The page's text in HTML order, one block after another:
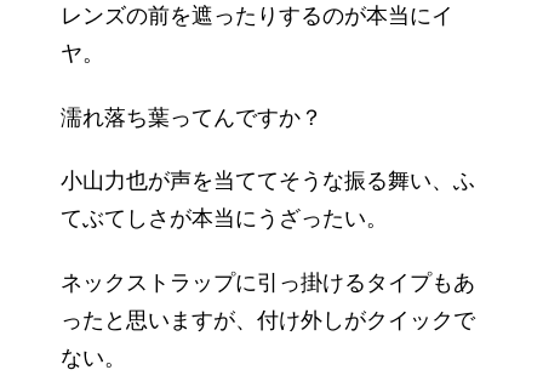
レンズの前を遮ったりするのが本当にイ
ヤ。
濡れ落ち葉ってんですか？
小山力也が声を当ててそうな振る舞い、ふ
てぶてしさが本当にうざったい。
ネックストラップに引っ掛けるタイプもあ
ったと思いますが、付け外しがクイックで
ない。